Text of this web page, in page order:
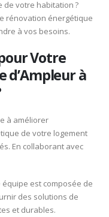
de votre habitation ?
rénovation énergétique
à vos besoins.​
Votre
d’Ampleur à
à améliorer
de votre logement
En collaborant avec
équipe est composée de
des solutions de
et durables.​